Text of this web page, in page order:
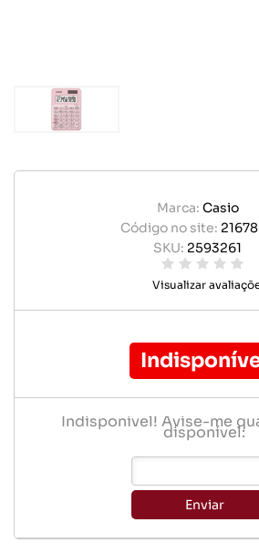
Marca: Casio
Código no site:
SKU: 2593261
Visualizar
Indisponível! Avise-me
disponível:
Enviar